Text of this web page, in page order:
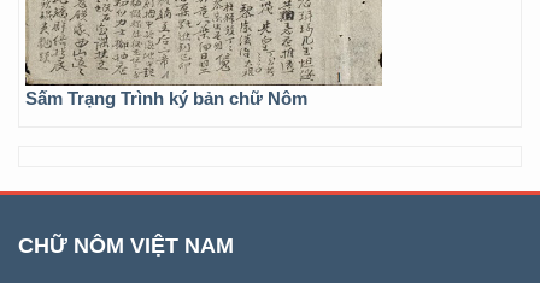
Sấm Trạng Trình ký bản chữ Nôm
CHỮ NÔM VIỆT NAM